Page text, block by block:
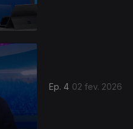
Ep. 4 02 fev. 2026